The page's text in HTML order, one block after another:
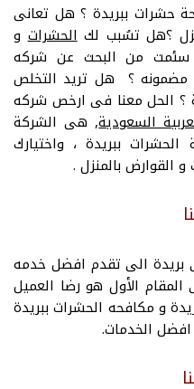
حشرات ببريدة ؟ هل تعانى
؟هل تسُبب لكالحشراتو
سئمت من البحث عن شركه
؟ هل تريد التخلص
؟ الحل معنا فى ارخص شركه
السعودية, هى الشركة
ببريدة ، واختيارك
القوارض بالمنزل .
الى تقدم افضل خدمه
الأول هو رضا العميل
و مكافحه الحشرات ببريدة
الخدمات.